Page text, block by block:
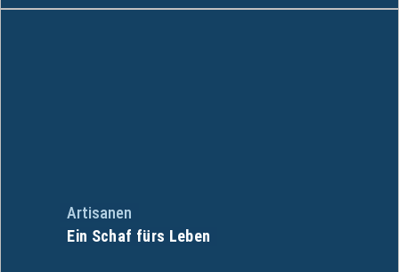
Artisanen
Ein Schaf fürs Leben